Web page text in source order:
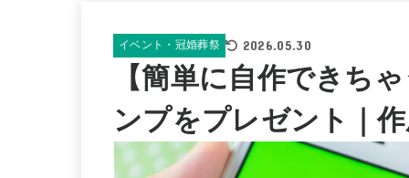
イベント・冠婚葬祭 2026.05.30
【簡単に自作できち
ンプをプレゼント｜